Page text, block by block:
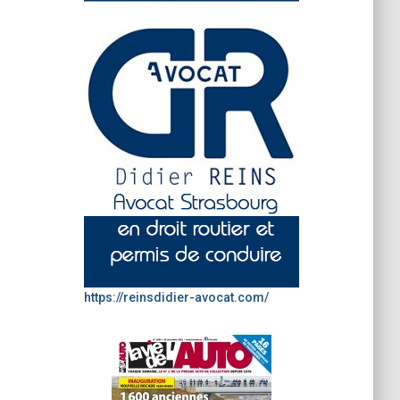
https://reinsdidier-avocat.com/